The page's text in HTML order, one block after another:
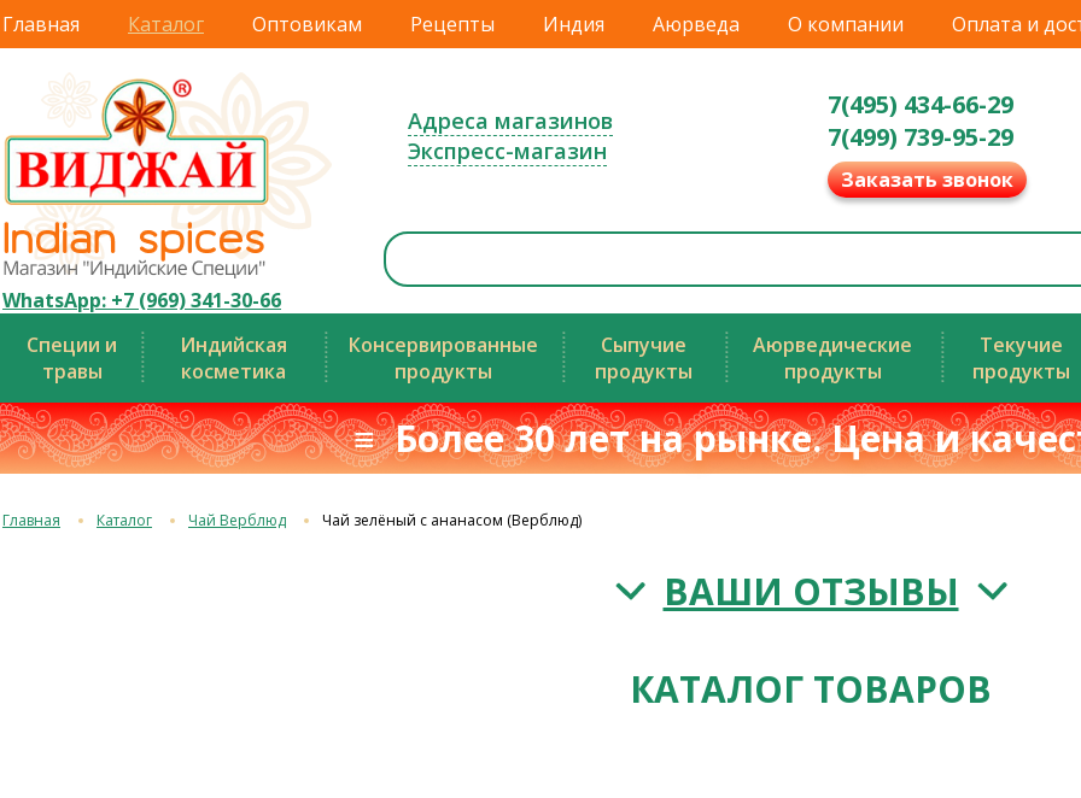
Главная Каталог Оптовикам Рецепты Индия Аюрведа О компании Оплата и
WhatsApp: +7 (969) 341-30-66
Адреса магазинов
Экспресс-магазин
7(495) 434-66-29
7(499) 739-95-29
Заказать звонок
Специи и
травы
Индийская
косметика
Консервированные
продукты
Сыпучие
продукты
Аюрведические
продукты
Текучие
продукты
≡ Более 30 лет на рынке. Цена и
Главная Каталог Чай Верблюд Чай зелёный с ананасом (Верблюд)
ВАШИ ОТЗЫВЫ
КАТАЛОГ ТОВАРОВ